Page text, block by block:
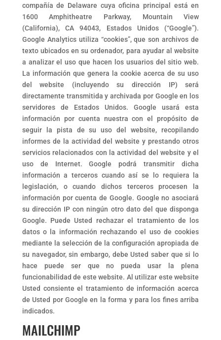
compañía de Delaware cuya oficina principal está en
1600 Amphitheatre Parkway, Mountain View
(California), CA 94043, Estados Unidos (“Google”).
Google Analytics utiliza “cookies”, que son archivos de
texto ubicados en su ordenador, para ayudar al website
a analizar el uso que hacen los usuarios del sitio web.
La información que genera la cookie acerca de su uso
del website (incluyendo su dirección IP) será
directamente transmitida y archivada por Google en los
servidores de Estados Unidos. Google usará esta
información por cuenta nuestra con el propósito de
seguir la pista de su uso del website, recopilando
informes de la actividad del website y prestando otros
servicios relacionados con la actividad del website y el
uso de Internet. Google podrá transmitir dicha
información a terceros cuando así se lo requiera la
legislación, o cuando dichos terceros procesen la
información por cuenta de Google. Google no asociará
su dirección IP con ningún otro dato del que disponga
Google. Puede Usted rechazar el tratamiento de los
datos o la información rechazando el uso de cookies
mediante la selección de la configuración apropiada de
su navegador, sin embargo, debe Usted saber que si lo
hace puede ser que no pueda usar la plena
funcionabilidad de este website. Al utilizar este website
Usted consiente el tratamiento de información acerca
de Usted por Google en la forma y para los fines arriba
indicados.
MAILCHIMP